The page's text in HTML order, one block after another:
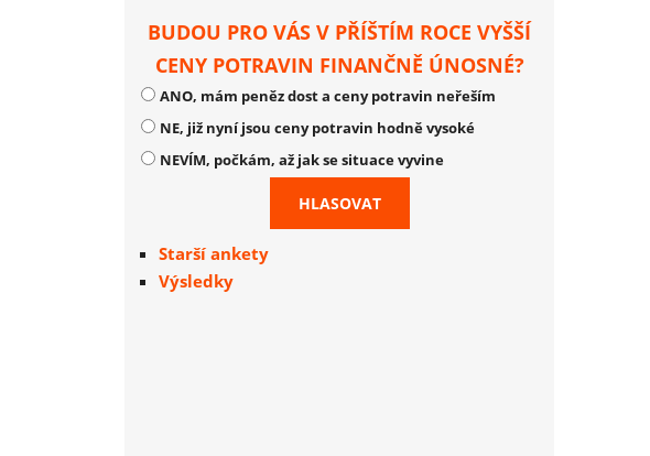
BUDOU PRO VÁS V PŘÍŠTÍM ROCE VYŠŠÍ
CENY POTRAVIN FINANČNĚ ÚNOSNÉ?
ANO, mám peněz dost a ceny potravin neřeším
NE, již nyní jsou ceny potravin hodně vysoké
NEVÍM, počkám, až jak se situace vyvine
Starší ankety
Výsledky